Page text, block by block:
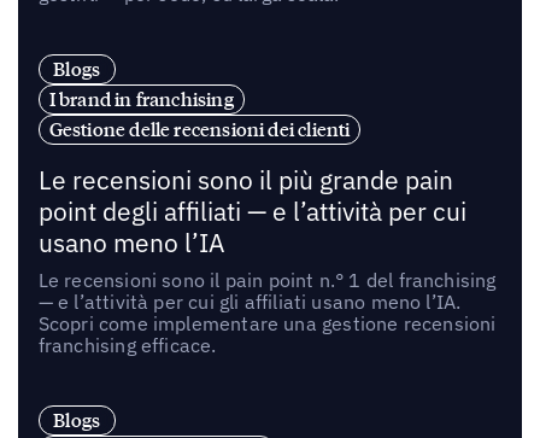
Blogs
I brand in franchising
Gestione delle recensioni dei clienti
Le recensioni sono il più grande pain
point degli affiliati — e l’attività per cui
usano meno l’IA
Le recensioni sono il pain point n.° 1 del franchising
— e l’attività per cui gli affiliati usano meno l’IA.
Scopri come implementare una gestione recensioni
franchising efficace.
Blogs